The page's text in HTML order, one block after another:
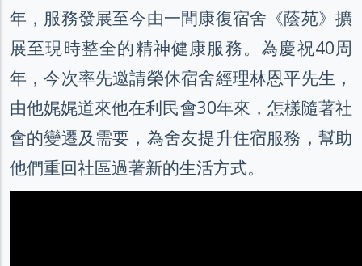
年，服務發展至今由一間康復宿舍《蔭苑》擴
展至現時整全的精神健康服務。為慶祝40周
年，今次率先邀請榮休宿舍經理林恩平先生，
由他娓娓道來他在利民會30年來，怎樣隨著社
會的變遷及需要，為舍友提升住宿服務，幫助
他們重回社區過著新的生活方式。